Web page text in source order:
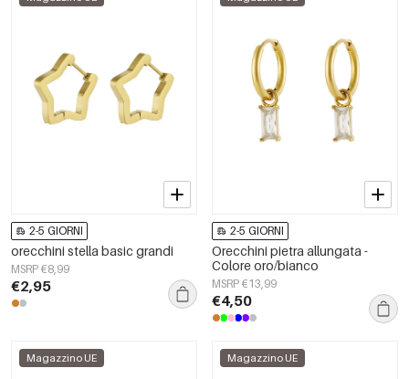
2-5 GIORNI
orecchini stella basic grandi
MSRP €8,99
€2,95
2-5 GIORNI
Orecchini pietra allungata -
Colore oro/bianco
MSRP €13,99
€4,50
Magazzino UE Magazzino UE